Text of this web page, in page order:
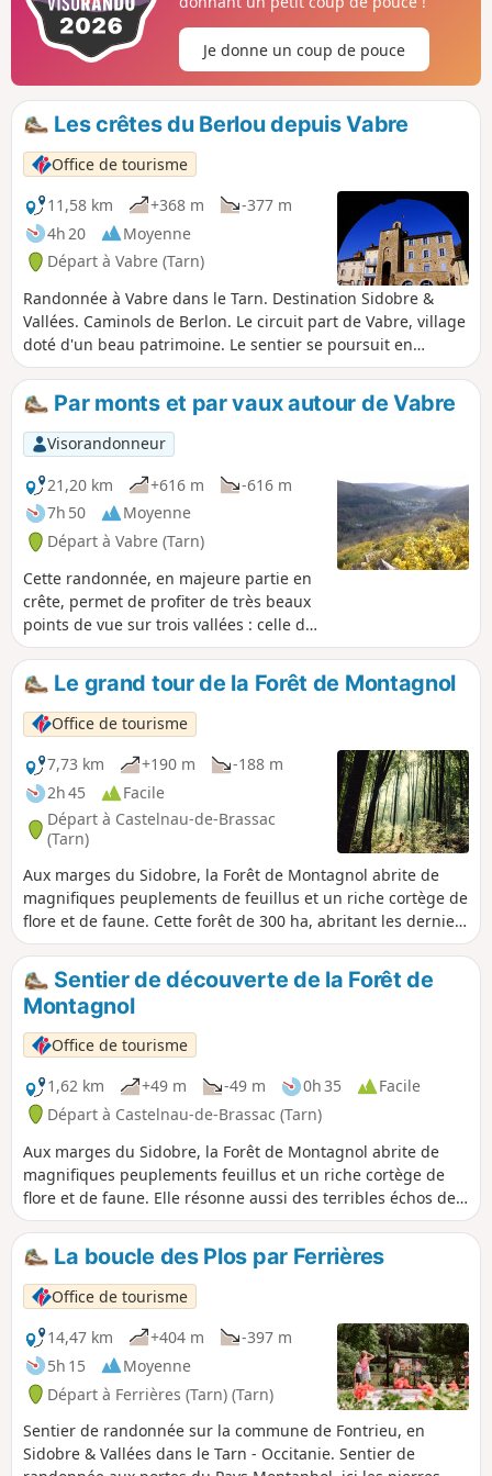
Trauc de la Campana, de son temple, de ses divers lavoirs
restaurés et de ses spécialités gourmandes dans les
commerces locaux.
Je donne un coup de pouce
Les crêtes du Berlou depuis Vabre
Office de tourisme
11,58 km
+368 m
-377 m
4h 20
Moyenne
Départ à Vabre (Tarn)
Randonnée à Vabre dans le Tarn. Destination Sidobre &
Vallées. Caminols de Berlon. Le circuit part de Vabre, village
doté d'un beau patrimoine. Le sentier se poursuit en
suivant la vallée du Gijou puis celle du Berlou et ses jolis
hameaux. Après La Reloc, le circuit quitte la vallée pour
monter à travers la forêt vers les crêtes. Des crêtes, en
descendant vers Vabre, vous pourrez apprécier les points
de vue sur la vallée du Berlou, la forêt de Montagnol, puis
la vallée du Gijou et Vabre. À Vabre, vous découvrirez un
riche patrimoine : "Trauc de la Campana" (beffroi du XIIIe
siècle), temple (un des plus grands de France), maisons
classées du XVIIe siècle, Pont Neuf (1850), exposition
maquis (en juillet et août le matin) lavoirs..
Par monts et par vaux autour de Vabre
Visorandonneur
21,20 km
+616 m
-616 m
7h 50
Moyenne
Départ à Vabre (Tarn)
Cette randonnée, en majeure partie en
crête, permet de profiter de très beaux
points de vue sur trois vallées : celle du
Ruisseau du Robert au départ, puis
celle du Gijou et enfin la belle Vallée du
Berlou qui termine ce circuit. Nous
sommes dans le Parc Régional du Haut-
Languedoc et les monts prennent de la
hauteur pour le plus grand plaisir des
yeux. Des routes, certes, mais elles sont
pour la plupart peu fréquentées et
offrent une ambiance bucolique à
souhait, surtout au début du printemps.
Le grand tour de la Forêt de Montagnol
Office de tourisme
7,73 km
+190 m
-188 m
2h 45
Facile
Départ à Castelnau-de-Brassac
(Tarn)
Aux marges du Sidobre, la Forêt de Montagnol abrite de
magnifiques peuplements de feuillus et un riche cortège de
flore et de faune. Cette forêt de 300 ha, abritant les derniers
rochers du Sidobre avant d’arriver dans les Monts de
Lacaune, résonne aussi des terribles échos des guerres de
religion.Les panneaux situés au fil des sentiers et la maison
de la forêt vous permettront d’avoir un aperçu de ses
diverses richesses.Sentier botanique créé par l’Office
National des Forêts.Petite boucle possible également
(sentier de découverte) durée : 45 min – distance : 2 km
Sentier de découverte de la Forêt de
Montagnol
Office de tourisme
1,62 km
+49 m -49 m 0h 35
Facile
Départ à Castelnau-de-Brassac (Tarn)
Aux marges du Sidobre, la Forêt de Montagnol abrite de
magnifiques peuplements feuillus et un riche cortège de
flore et de faune. Elle résonne aussi des terribles échos des
guerres de religion.Les grandes pistes ombragées sont
propices à la découverte de multiples essences d’arbres et
leurs cortèges de plantes, d’insectes et d’oiseaux. Le plus
grand pic d’Europe, le pic noir, fait résonner ses puissants
coups de bec à des kilomètres à la ronde.
La boucle des Plos par Ferrières
Office de tourisme
14,47 km
+404 m
-397 m
5h 15
Moyenne
Départ à Ferrières (Tarn) (Tarn)
Sentier de randonnée sur la commune de Fontrieu, en
Sidobre & Vallées dans le Tarn - Occitanie. Sentier de